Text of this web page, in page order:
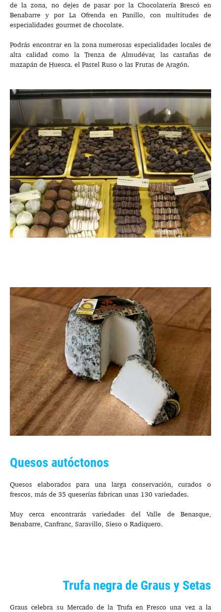
de la zona, no dejes de pasar por la Chocolatería Brescó en
Benabarre y por La Ofrenda en Panillo, con multitudes de
especialidades gourmet de chocolate.
Podrás encontrar en la zona numerosas especialidades locales de
alta calidad como la Trenza de Almudévar, las castañas de
mazapán de Huesca. el Pastel Ruso o las Frutas de Aragón.
Quesos autóctonos
Quesos elaborados para una larga conservación, curados o
frescos, más de 35 queserías fabrican unas 130 variedades.
Muy cerca encontrarás variedades del Valle de Benasque,
Benabarre, Canfranc, Saravillo, Sieso o Radiquero.
Trufa negra de Graus y Setas
Graus celebra su Mercado de la Trufa en Fresco una vez a la